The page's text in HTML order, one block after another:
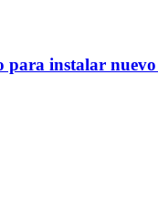
instalar nuevo